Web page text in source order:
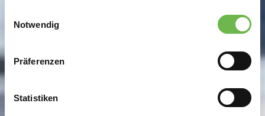
Trigger Symbol ändern oder widerrufen
Informationen über Ihre geografische Lage
können
Notwendig
Präferenzen
Statistiken